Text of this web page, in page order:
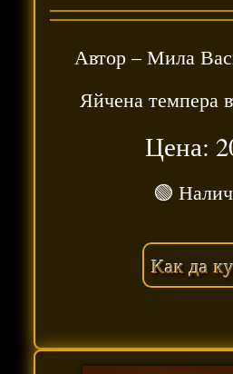
Автор –Мила
Яйчена темпера
Цена:
🟢
Как да